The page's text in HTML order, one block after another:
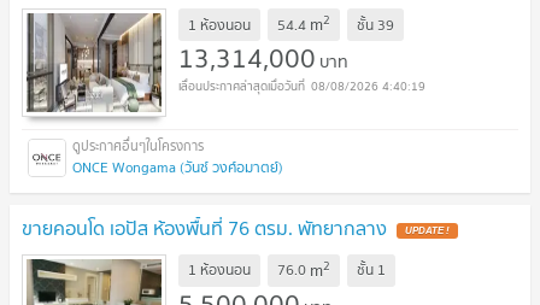
1 ห้องนอน 54.4 m2 ชั้น 39
13,314,000 บาท
08/08/2026 4:40:19
ONCE Wongama (วันซ์ วงศ์อมาตย์)
ขายคอนโด เอปัส ห้องพื้นที่ 76 ตรม. พัทยากลาง UPDATE !
1 ห้องนอน 76.0 m2 ชั้น 1